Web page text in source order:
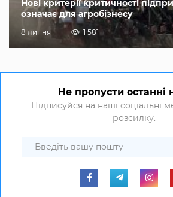
Нові критерії критичності
означає для агробізнесу
8 липня 1 581
Не пропусти останні
Підписуйся на наші соціальні
розсилку.